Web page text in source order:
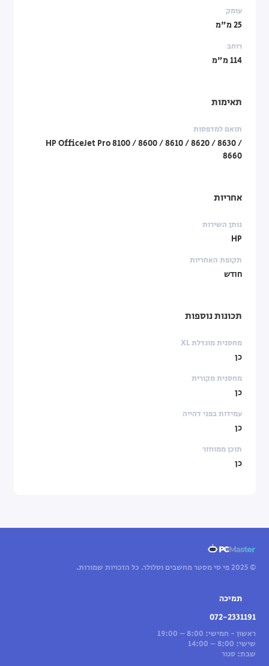
עומק
25 מ"מ
רוחב
114 מ"מ
תאימות
תואם למדפסות
HP OfficeJet Pro 8100 / 8600 / 8610 / 8620 / 8630 /
8660
אחריות
נותן השירות
HP
תקופת האחריות
חודש
תכונות נוספות
מחסנית מוגדלת XL
כן
מחסנית מקורית
כן
עמידות בפני דהייה
כן
תוכן ממוחזר
כן
© 2025 פי סי מסטר מחשבים וסלולר. כל הזכויות שמורות.
תמיכה
072-2331191
ראשון - חמישי: 8:00 – 19:00
שישי: 8:00 – 14:00
שבת: סגור